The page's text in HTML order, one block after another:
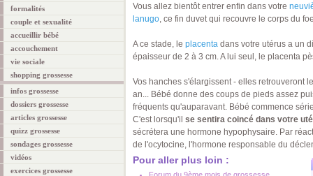
formalités
couple et sexualité
accueillir bébé
accouchement
vie sociale
shopping grossesse
infos grossesse
dossiers grossesse
articles grossesse
quizz grossesse
sondages grossesse
vidéos
exercices grossesse
Vous allez bientôt entrer enfin dans votre
lanugo, ce fin duvet qui recouvre le corps du
A ce stade, le placenta dans votre utérus a un
épaisseur de 2 à 3 cm. A lui seul, le placenta
Vos hanches s'élargissent - elles retrouveront
an... Bébé donne des coups de pieds assez
fréquents qu'auparavant. Bébé commence
C'est lorsqu'il se sentira coincé dans votre
sécrétera une hormone hypophysaire. Par
de l'ocytocine, l'hormone responsable du
Pour aller plus loin :